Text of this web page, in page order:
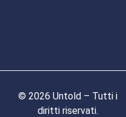
© 2026 Untold – Tutti i
diritti riservati.